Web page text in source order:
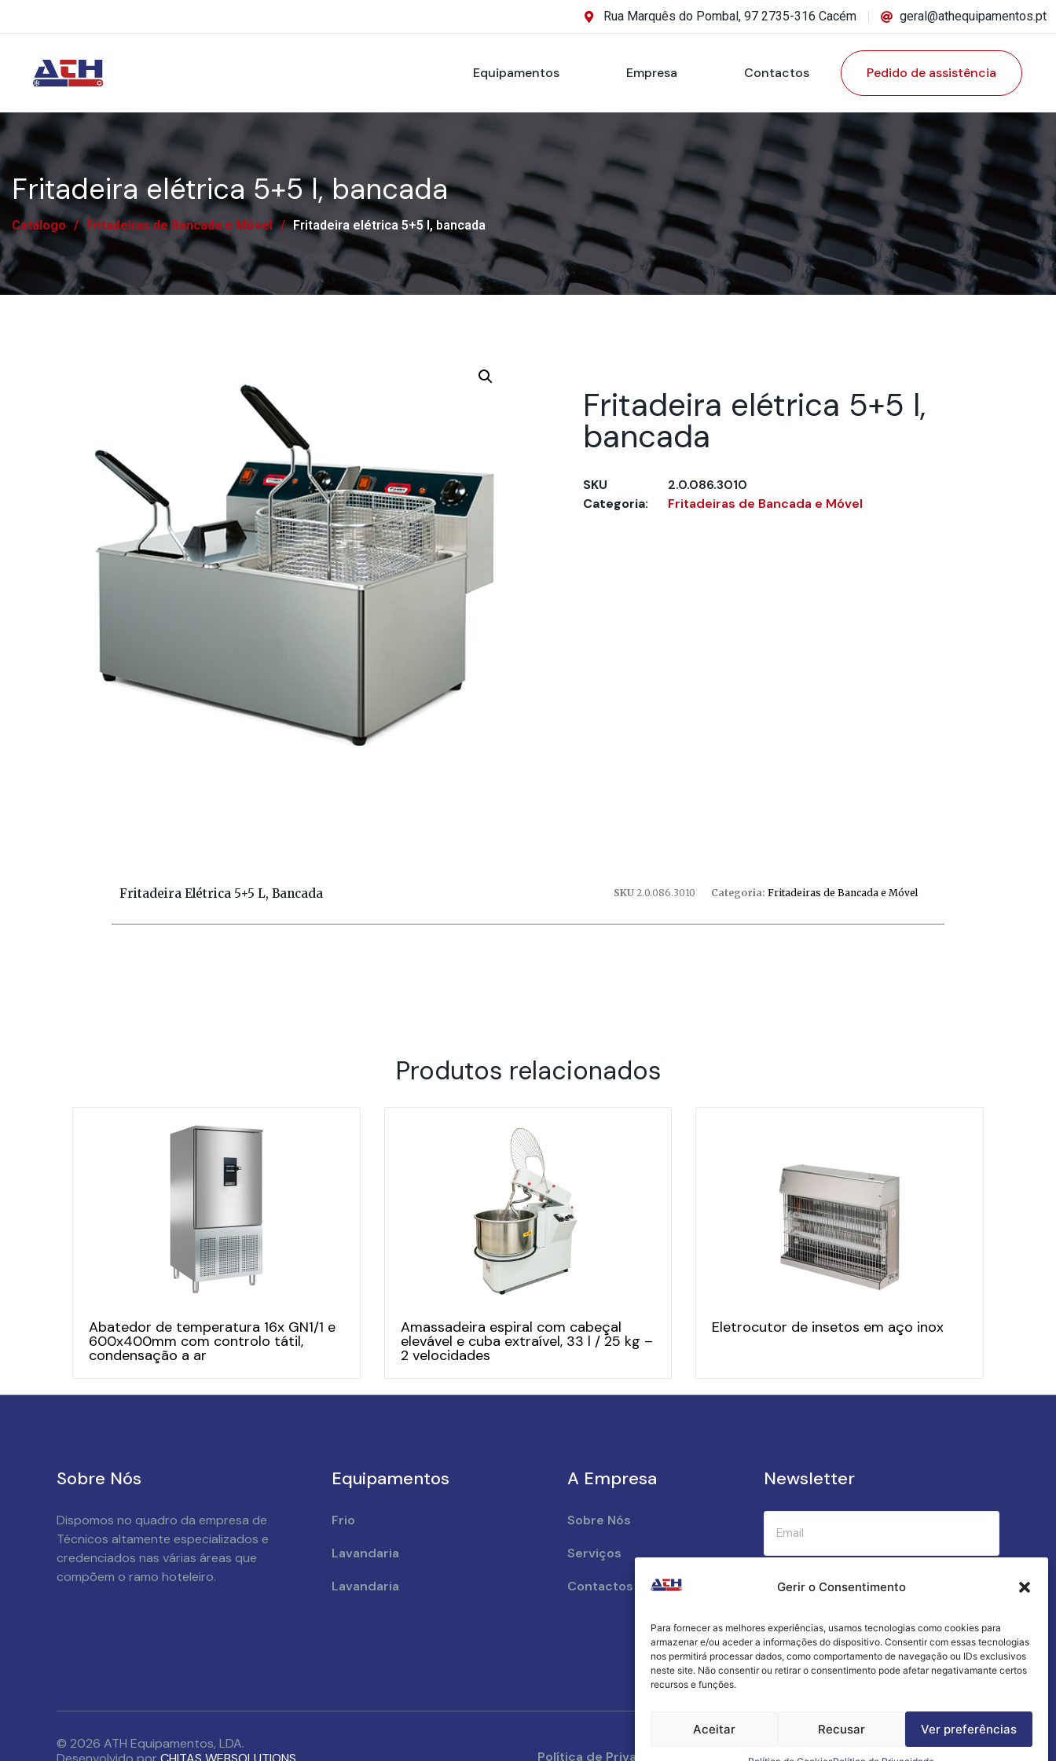
Gerir o Consentimento
Para fornecer as melhores experiências, usamos tecnologias como cookies para
armazenar e/ou aceder a informações do dispositivo. Consentir com essas tecnologias
nos permitirá processar dados, como comportamento de navegação ou IDs exclusivos
neste site. Não consentir ou retirar o consentimento pode afetar negativamante certos
recursos e funções.
Aceitar Recusar Ver preferências
Rua Marquês do Pombal, 97 2735-316 Cacém geral@athequipamentos.pt
Equipamentos Empresa Contactos Pedido de assistência
Fritadeira elétrica 5+5 l, bancada
Catálogo / Fritadeiras de Bancada e Móvel / Fritadeira elétrica 5+5 l, bancada
Fritadeira elétrica 5+5 l,
bancada
SKU
2.0.086.3010
Categoria:
Fritadeiras de Bancada e Móvel
Fritadeira Elétrica 5+5 L, Bancada SKU 2.0.086.3010 Categoria: Fritadeiras de Bancada e Móvel
Produtos relacionados
Abatedor de temperatura 16x GN1/1 e
600x400mm com controlo tátil,
condensação a ar
Amassadeira espiral com cabeçal
elevável e cuba extraível, 33 l / 25 kg –
2 velocidades
Eletrocutor de insetos em aço inox
Sobre Nós
Dispomos no quadro da empresa de
Técnicos altamente especializados e
credenciados nas várias áreas que
compõem o ramo hoteleiro.
Equipamentos
Frio
Lavandaria
Lavandaria
A Empresa
Sobre Nós
Serviços
Contactos
Newsletter
Submeter
Criamos a cozinha perfeita para o seu
sucesso gastronómico!
© 2026 ATH Equipamentos, LDA.
Política de Privacidade Termos e Condições Livro de Reclamações